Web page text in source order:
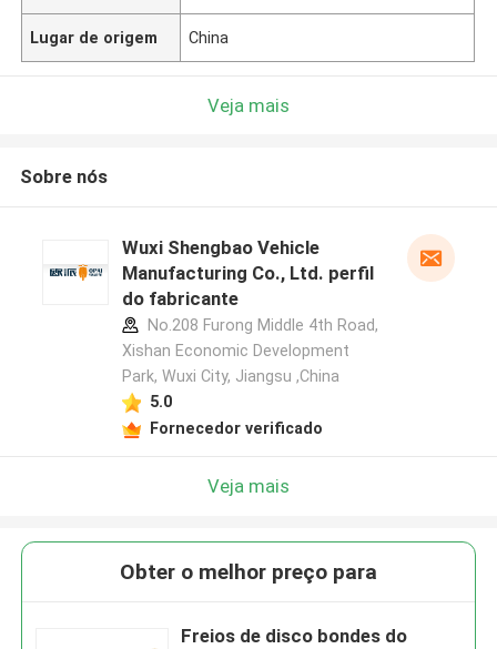
Lugar de origem China
Veja mais
Sobre nós
Wuxi Shengbao Vehicle
Manufacturing Co., Ltd. perfil
do fabricante
No.208 Furong Middle 4th Road,
Xishan Economic Development
Park, Wuxi City, Jiangsu ,China
5.0
Fornecedor verificado
Veja mais
Obter o melhor preço para
Freios de disco bondes do